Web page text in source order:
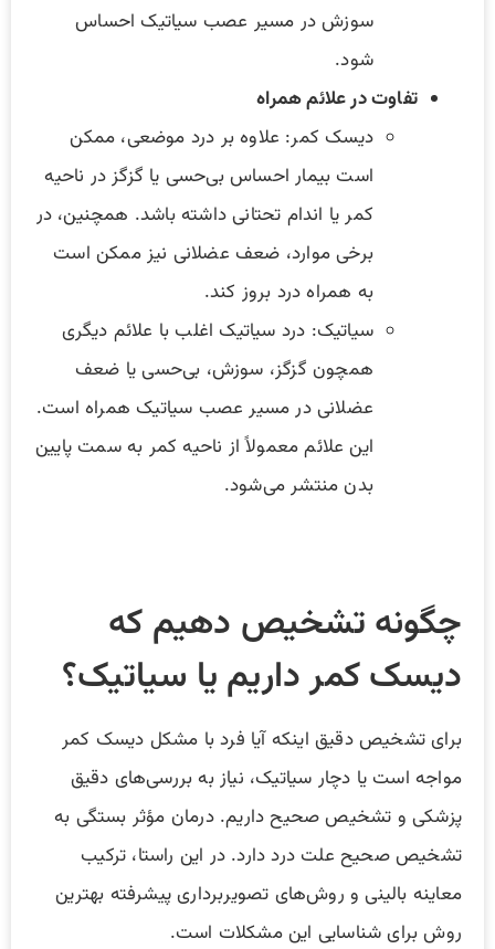
سوزش در مسیر عصب سیاتیک احساس
شود.
تفاوت در علائم همراه
دیسک کمر: علاوه بر درد موضعی، ممکن
است بیمار احساس بی‌حسی یا گزگز در ناحیه
کمر یا اندام تحتانی داشته باشد. همچنین، در
برخی موارد، ضعف عضلانی نیز ممکن است
به همراه درد بروز کند.
سیاتیک: درد سیاتیک اغلب با علائم دیگری
همچون گزگز، سوزش، بی‌حسی یا ضعف
عضلانی در مسیر عصب سیاتیک همراه است.
این علائم معمولاً از ناحیه کمر به سمت پایین
بدن منتشر می‌شود.
چگونه تشخیص دهیم که
دیسک کمر داریم یا سیاتیک؟
برای تشخیص دقیق اینکه آیا فرد با مشکل دیسک کمر
مواجه است یا دچار سیاتیک، نیاز به بررسی‌های دقیق
پزشکی و تشخیص صحیح داریم. درمان مؤثر بستگی به
تشخیص صحیح علت درد دارد. در این راستا، ترکیب
معاینه بالینی و روش‌های تصویربرداری پیشرفته بهترین
روش برای شناسایی این مشکلات است.